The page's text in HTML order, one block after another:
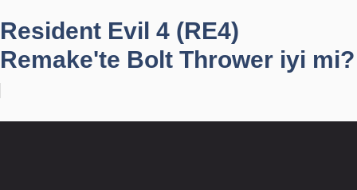
Resident Evil 4 (RE4)
Remake'te Bolt Thrower iyi mi?